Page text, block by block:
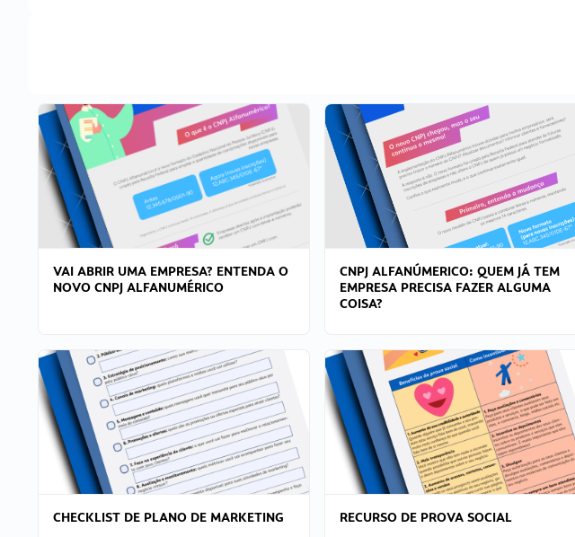
VAI ABRIR UMA EMPRESA? ENTENDA O
NOVO CNPJ ALFANUMÉRICO
CNPJ ALFANÚMERICO: QUEM JÁ TEM
EMPRESA PRECISA FAZER ALGUMA
COISA?
CHECKLIST DE PLANO DE MARKETING RECURSO DE PROVA SOCIAL